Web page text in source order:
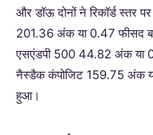
और डॉऊ दोनों ने रिकॉर्ड स्तर
201.36 अंक या 0.47 फीसद
एसएंडपी 500 44.82 अंक या
नैस्डैक कंपोजिट 159.75 अंक
हुआ।